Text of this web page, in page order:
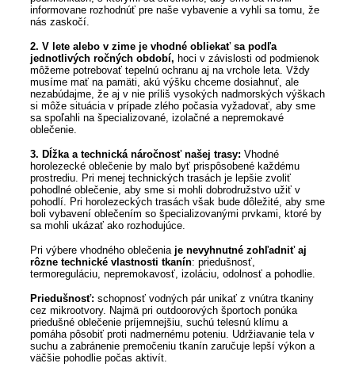
informovane rozhodnúť pre naše vybavenie a vyhli sa tomu, že
nás zaskočí.
2. V lete alebo v zime je vhodné obliekať sa podľa
jednotlivých ročných období, hoci v závislosti od podmienok
môžeme potrebovať tepelnú ochranu aj na vrchole leta. Vždy
musíme mať na pamäti, akú výšku chceme dosiahnuť, ale
nezabúdajme, že aj v nie príliš vysokých nadmorských výškach
si môže situácia v prípade zlého počasia vyžadovať, aby sme
sa spoľahli na špecializované, izolačné a nepremokavé
oblečenie.
3. Dĺžka a technická náročnosť našej trasy: Vhodné
horolezecké oblečenie by malo byť prispôsobené každému
prostrediu. Pri menej technických trasách je lepšie zvoliť
pohodlné oblečenie, aby sme si mohli dobrodružstvo užiť v
pohodlí. Pri horolezeckých trasách však bude dôležité, aby sme
boli vybavení oblečením so špecializovanými prvkami, ktoré by
sa mohli ukázať ako rozhodujúce.
Pri výbere vhodného oblečenia je nevyhnutné zohľadniť aj
rôzne technické vlastnosti tkanín: priedušnosť,
termoreguláciu, nepremokavosť, izoláciu, odolnosť a pohodlie.
Priedušnosť: schopnosť vodných pár unikať z vnútra tkaniny
cez mikrootvory. Najmä pri outdoorových športoch ponúka
priedušné oblečenie príjemnejšiu, suchú telesnú klímu a
pomáha pôsobiť proti nadmernému poteniu. Udržiavanie tela v
suchu a zabránenie premočeniu tkanín zaručuje lepší výkon a
väčšie pohodlie počas aktivít.